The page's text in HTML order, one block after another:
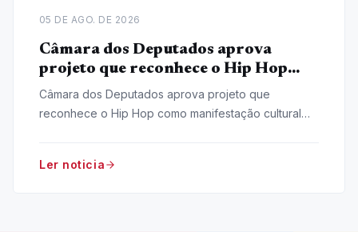
05 DE AGO. DE 2026
Câmara dos Deputados aprova
projeto que reconhece o Hip Hop
como manifestação cultural nacional
Câmara dos Deputados aprova projeto que
reconhece o Hip Hop como manifestação cultural
Ler noticia